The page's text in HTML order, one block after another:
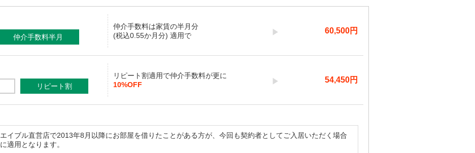
仲介手数料半月
仲介手数料は家賃の半月分
(税込0.55か月分) 適用で
60,500円
リピート割
リピート割適用で仲介手数料が更に
10%OFF
54,450円
エイブル直営店で2013年8月以降にお部屋を借りたことがある方が、今回も契約者としてご入居いただく場合
に適用となります。